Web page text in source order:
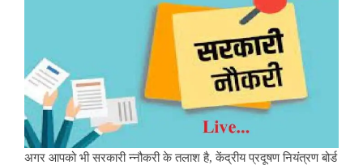
अगर आपको भी सरकारी न्नौकरी के तलाश है, केंद्रीय प्रदूषण नियंत्रण बोर्ड